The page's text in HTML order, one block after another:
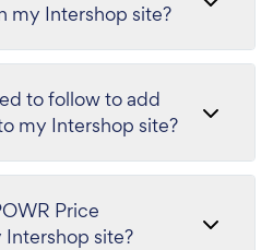
my Intershop site?
to follow to add
my Intershop site?
Price
site?